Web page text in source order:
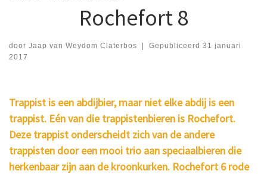
Rochefort 8
door Jaap van Weydom Claterbos Gepubliceerd 31 januari
2017
Trappist is een abdijbier, maar niet elke abdij is een
trappist. Eén van die trappistenbieren is Rochefort.
Deze trappist onderscheidt zich van de andere
trappisten door een mooi trio aan speciaalbieren die
herkenbaar zijn aan de kroonkurken. Rochefort 6 rode